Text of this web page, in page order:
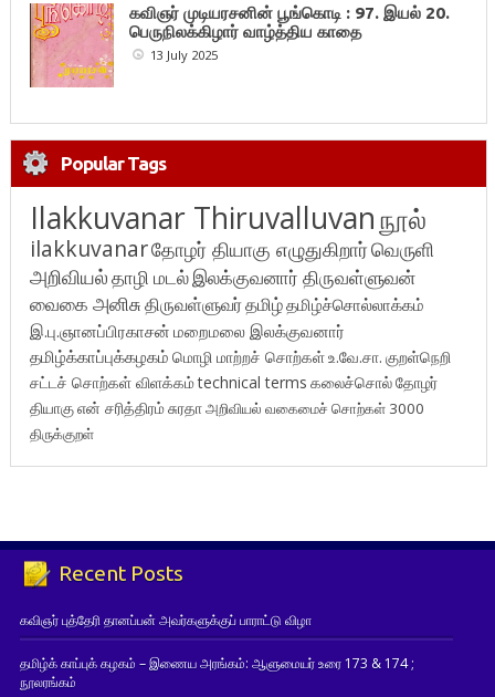
கவிஞர் முடியரசனின் பூங்கொடி : 97. இயல் 20.
பெருநிலக்கிழார் வாழ்த்திய காதை
13 July 2025
Popular Tags
Ilakkuvanar Thiruvalluvanநூல்
ilakkuvanarதோழர் தியாகு எழுதுகிறார்வெருளி
அறிவியல்தாழி மடல்இலக்குவனார் திருவள்ளுவன்
வைகை அனிசுதிருவள்ளுவர்தமிழ்தமிழ்ச்சொல்லாக்கம்
இ.பு.ஞானப்பிரகாசன் மறைமலை இலக்குவனார்
தமிழ்க்காப்புக்கழகம் மொழி மாற்றச் சொற்கள்உ.வே.சா. குறள்நெறி
சட்டச் சொற்கள் விளக்கம்technical terms கலைச்சொல்தோழர்
தியாகுஎன் சரித்திரம்சுரதாஅறிவியல் வகைமைச் சொற்கள் 3000
திருக்குறள்
Recent Posts
கவிஞர் புத்தேரி தானப்பன் அவர்களுக்குப் பாராட்டு விழா
தமிழ்க் காப்புக் கழகம் – இணைய அரங்கம்: ஆளுமையர் உரை 173 & 174 ;
நூலரங்கம்